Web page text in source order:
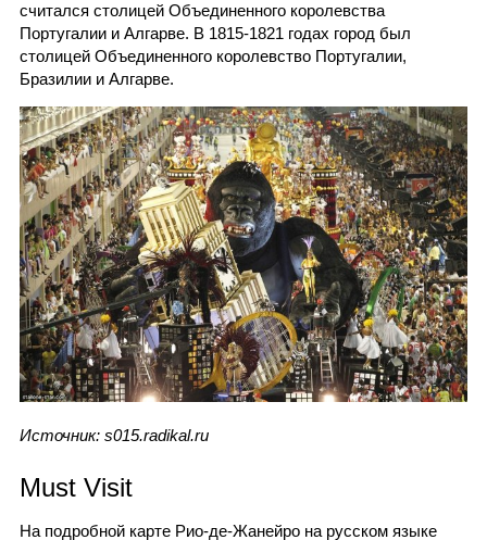
считался столицей Объединенного королевства
Португалии и Алгарве. В 1815-1821 годах город был
столицей Объединенного королевство Португалии,
Бразилии и Алгарве.
Источник: s015.radikal.ru
Must Visit
На подробной карте Рио-де-Жанейро на русском языке